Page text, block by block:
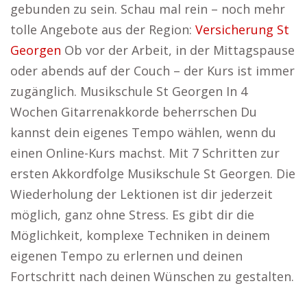
gebunden zu sein. Schau mal rein – noch mehr
tolle Angebote aus der Region: Versicherung St
Georgen Ob vor der Arbeit, in der Mittagspause
oder abends auf der Couch – der Kurs ist immer
zugänglich. Musikschule St Georgen In 4
Wochen Gitarrenakkorde beherrschen Du
kannst dein eigenes Tempo wählen, wenn du
einen Online-Kurs machst. Mit 7 Schritten zur
ersten Akkordfolge Musikschule St Georgen. Die
Wiederholung der Lektionen ist dir jederzeit
möglich, ganz ohne Stress. Es gibt dir die
Möglichkeit, komplexe Techniken in deinem
eigenen Tempo zu erlernen und deinen
Fortschritt nach deinen Wünschen zu gestalten.